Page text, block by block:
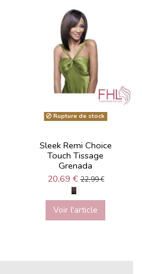
Rupture de stock
Sleek Remi Choice
Touch Tissage
Grenada
20,69 €22,99 €
Voir l'article